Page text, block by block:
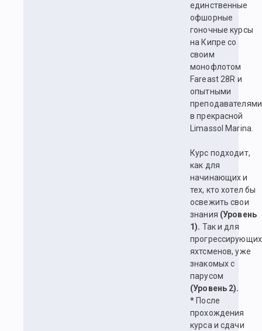
единственные
офшорные
гоночные курсы
на Кипре со
своим
монофлотом
Fareast 28R и
опытными
преподавателями
в прекрасной
Limassol Marina.
Курс подходит,
как для
начинающих и
тех, кто хотел бы
освежить свои
знания (Уровень
1). Так и для
прогрессирующих
яхтсменов, уже
знакомых с
парусом
(Уровень 2).
* После
прохождения
курса и сдачи